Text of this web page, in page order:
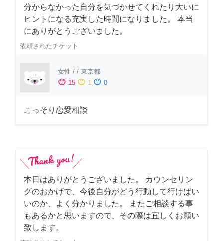
分からなかった自分を気づかせてくれたり大いに
ヒントになる充実した時間になりました。 本当
にありがとうございました。
依頼されたチケット
女性 / / 東京都
sentiment_satisfied 15 sentiment_neutral 1 sentiment_dissatisfied 0
こっそり恋愛相談
本日はありがとうございました。 カウンセリン
グのおかげで、今後自分がどう行動して行けばい
いのか、よく分かりました。 またご相談する事
もあるかと思いますので、その際は宜しくお願い
致します。